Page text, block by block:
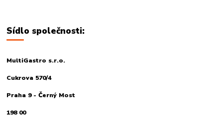
Sídlo společnosti:
MultiGastro s.r.o.
Cukrova 570/4
Praha 9 - Černý Most
198 00